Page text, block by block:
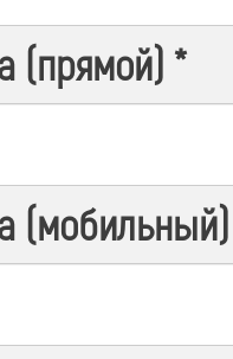
(прямой) *
(мобильный)